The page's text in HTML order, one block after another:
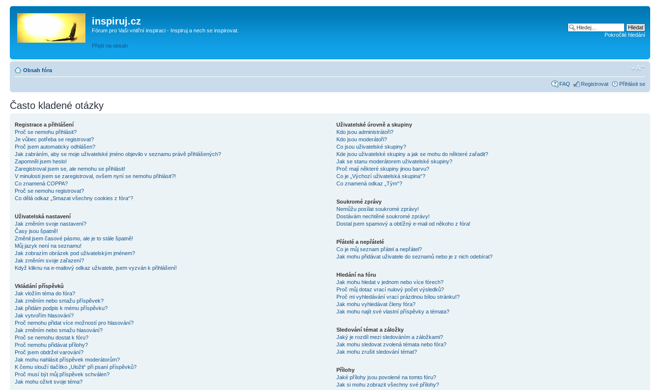
inspiruj.cz
Fórum pro Vaši vnitřní inspiraci - Inspiruj a nech se inspirovat.
Přejít na obsah
Pokročilé hledání
Obsah fóra
FAQ Registrovat Přihlásit se
Často kladené otázky
Registrace a přihlášení
Proč se nemohu přihlásit?
Je vůbec potřeba se registrovat?
Proč jsem automaticky odhlášen?
Jak zabráním, aby se moje uživatelské jméno objevilo v seznamu právě přihlášených?
Zapomněl jsem heslo!
Zaregistroval jsem se, ale nemohu se přihlásit!
V minulosti jsem se zaregistroval, ovšem nyní se nemohu přihlásit?!
Co znamená COPPA?
Proč se nemohu registrovat?
Co dělá odkaz „Smazat všechny cookies z fóra“?
Uživatelská nastavení
Jak změním svoje nastavení?
Časy jsou špatně!
Změnil jsem časové pásmo, ale je to stále špatně!
Můj jazyk není na seznamu!
Jak zobrazím obrázek pod uživatelským jménem?
Jak změním svoje zařazení?
Když kliknu na e-mailový odkaz uživatele, jsem vyzván k přihlášení!
Vkládání příspěvků
Jak vložím téma do fóra?
Jak změním nebo smažu příspěvek?
Jak přidám podpis k mému příspěvku?
Jak vytvořím hlasování?
Proč nemohu přidat více možností pro hlasování?
Jak změním nebo smažu hlasování?
Proč se nemohu dostat k fóru?
Proč nemohu přidávat přílohy?
Proč jsem obdržel varování?
Jak mohu nahlásit příspěvek moderátorům?
K čemu slouží tlačítko „Uložit“ při psaní příspěvků?
Proč musí být můj příspěvek schválen?
Jak mohu oživit svoje téma?
Uživatelské úrovně a skupiny
Kdo jsou administrátoři?
Kdo jsou moderátoři?
Co jsou uživatelské skupiny?
Kde jsou uživatelské skupiny a jak se mohu do některé zařadit?
Jak se stanu moderátorem uživatelské skupiny?
Proč mají některé skupiny jinou barvu?
Co je „Výchozí uživatelská skupina“?
Co znamená odkaz „Tým“?
Soukromé zprávy
Nemůžu posílat soukromé zprávy!
Dostávám nechtěné soukromé zprávy!
Dostal jsem spamový a obtížný e-mail od někoho z fóra!
Přátelé a nepřátelé
Co je můj seznam přátel a nepřátel?
Jak mohu přidávat uživatele do seznamů nebo je z nich odebírat?
Hledání na fóru
Jak mohu hledat v jednom nebo více fórech?
Proč můj dotaz vrací nulový počet výsledků?
Proč mi vyhledávání vrací prázdnou bílou stránku!?
Jak mohu vyhledávat členy fóra?
Jak mohu najít své vlastní příspěvky a témata?
Sledování témat a záložky
Jaký je rozdíl mezi sledováním a záložkami?
Jak mohu sledovat zvolená témata nebo fóra?
Jak mohu zrušit sledování témat?
Přílohy
Jaké přílohy jsou povolené na tomto fóru?
Jak si mohu zobrazit všechny své přílohy?